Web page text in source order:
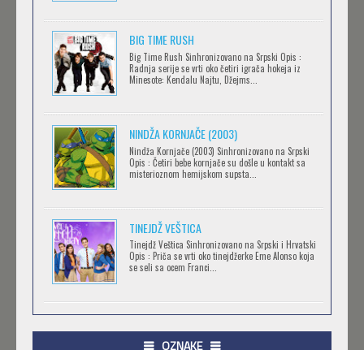
CLEAN FREAK! AOYAMA-KUN
Feb 12 2023 |Gledaj »
RECORD OF RAGNAROK
Feb 11 2023 |Gledaj »
TORADORA
Feb 11 2023 |Gledaj »
TRIGUN STAMPEDE
Feb 11 2023 |Gledaj »
BIG TIME RUSH
Big Time Rush Sinhronizovano na Srpski Opis :
Radnja serije se vrti oko četiri igrača hokeja iz
Minesote: Kendalu Najtu, Džejms...
NINDŽA KORNJAČE (2003)
Nindža Kornjače (2003) Sinhronizovano na Srpski
Opis : Četiri bebe kornjače su došle u kontakt sa
misterioznom hemijskom supsta...
TINEJDŽ VEŠTICA
Tinejdž Veštica Sinhronizovano na Srpski i Hrvatski
Opis : Priča se vrti oko tinejdžerke Eme Alonso koja
se seli sa ocem Franci...
OZNAKE